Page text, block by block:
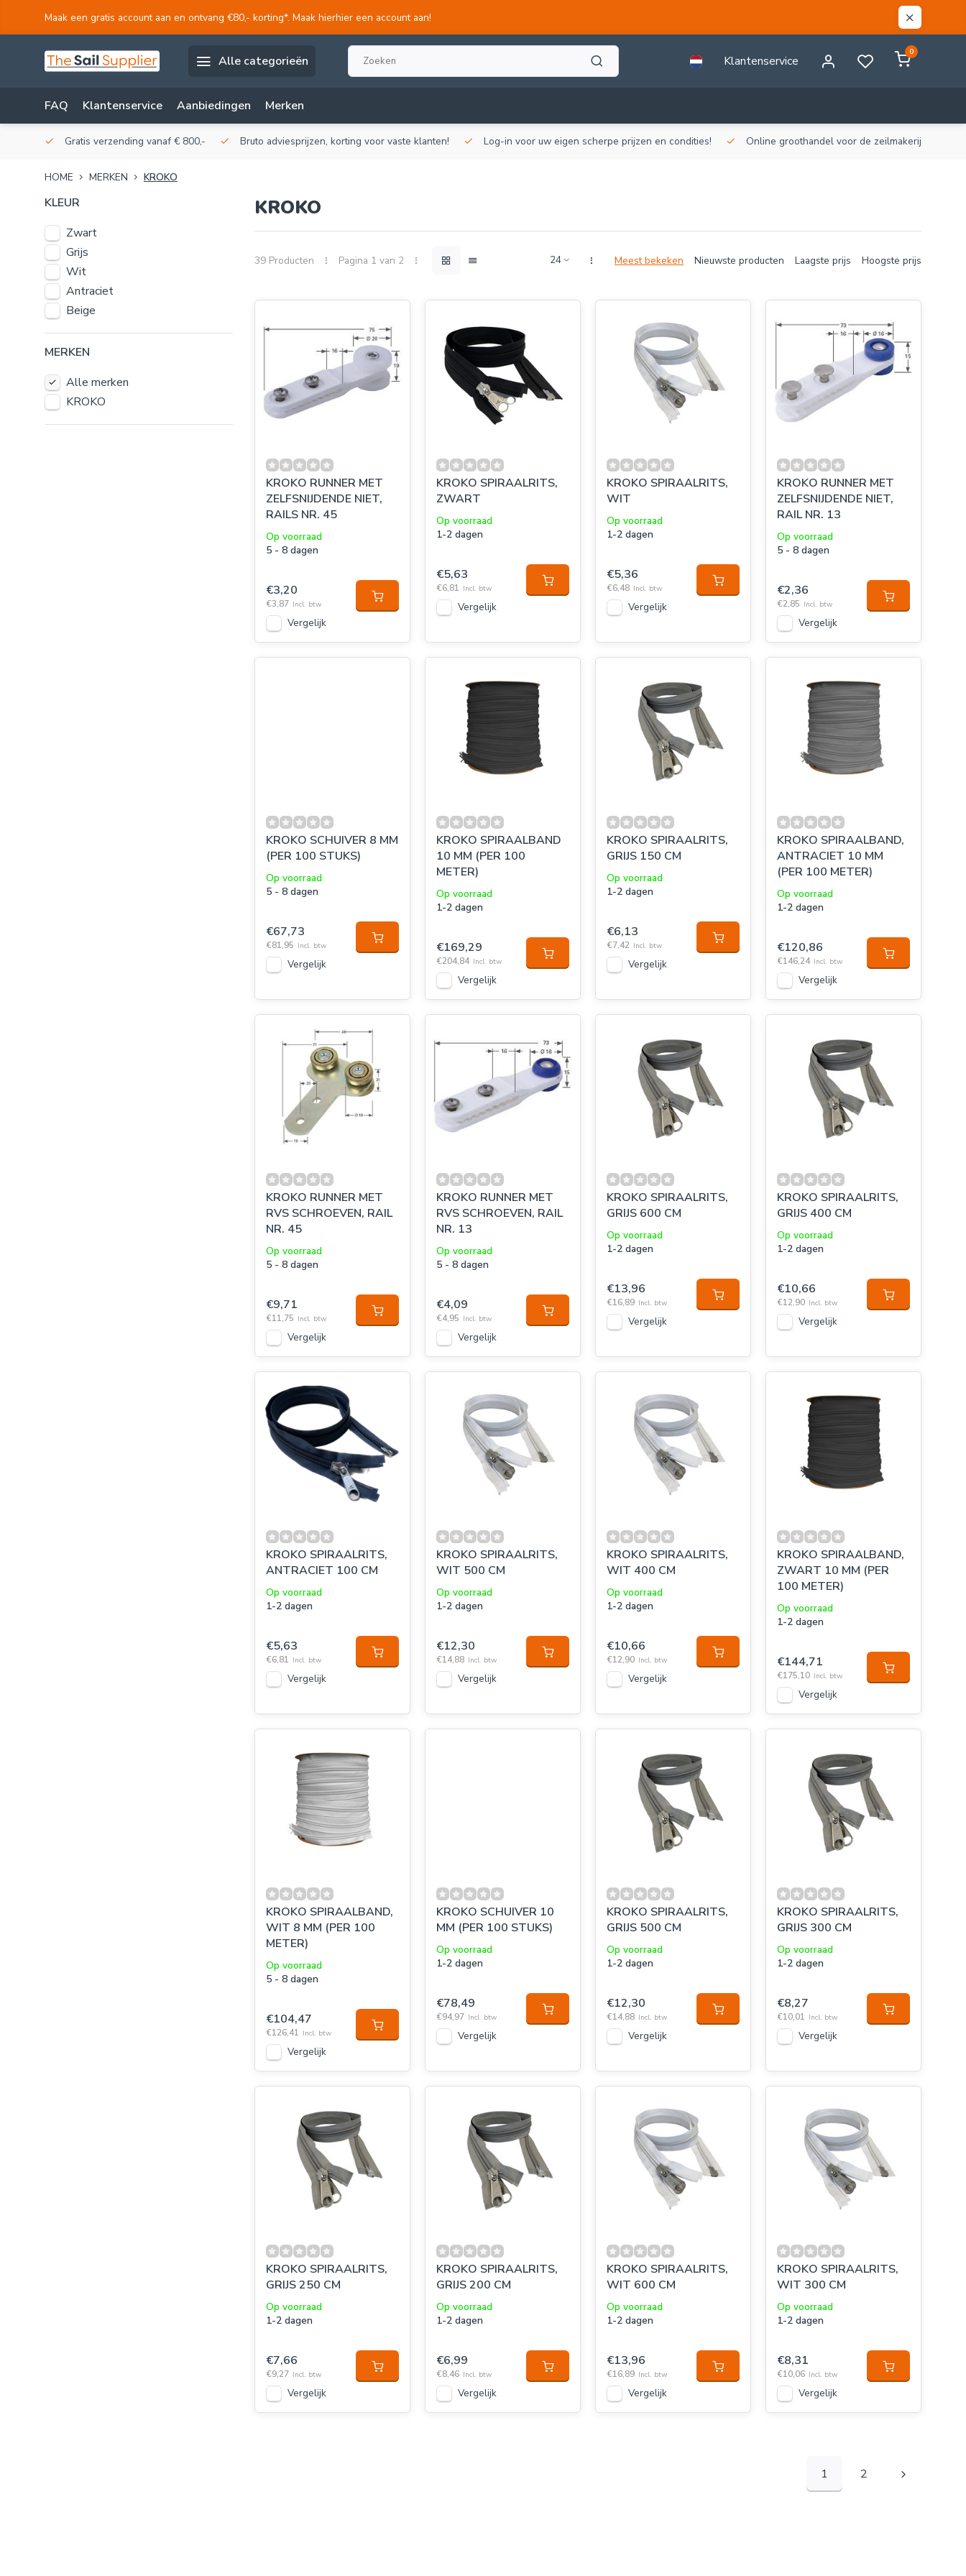
Maak een gratis account aan en ontvang €80,- korting*. Maak hierhier een account aan!
Alle categorieën Klantenservice
0
FAQ Klantenservice Aanbiedingen Merken
Gratis verzending vanaf € 800,- Bruto adviesprijzen, korting voor vaste klanten! Log-in voor uw eigen scherpe prijzen en condities! Online groothandel voor de zeilmakerij!
HOME MERKEN KROKO
KLEUR
Zwart
Grijs
Wit
Antraciet
Beige
MERKEN
Alle merken
KROKO
KROKO
39 Producten Pagina 1 van 2 Meest bekeken Nieuwste producten Laagste prijs Hoogste prijs
KROKO RUNNER MET
ZELFSNIJDENDE NIET,
RAILS NR. 45
Op voorraad
5 - 8 dagen
€3,20
€3,87 Incl. btw
Vergelijk
KROKO SPIRAALRITS,
ZWART
Op voorraad
1-2 dagen
€5,63
€6,81 Incl. btw
Vergelijk
KROKO SPIRAALRITS,
WIT
Op voorraad
1-2 dagen
€5,36
€6,48 Incl. btw
Vergelijk
KROKO RUNNER MET
ZELFSNIJDENDE NIET,
RAIL NR. 13
Op voorraad
5 - 8 dagen
€2,36
€2,85 Incl. btw
Vergelijk
KROKO SCHUIVER 8 MM
(PER 100 STUKS)
Op voorraad
5 - 8 dagen
€67,73
€81,95 Incl. btw
Vergelijk
KROKO SPIRAALBAND
10 MM (PER 100
METER)
Op voorraad
1-2 dagen
€169,29
€204,84 Incl. btw
Vergelijk
KROKO SPIRAALRITS,
GRIJS 150 CM
Op voorraad
1-2 dagen
€6,13
€7,42 Incl. btw
Vergelijk
KROKO SPIRAALBAND,
ANTRACIET 10 MM
(PER 100 METER)
Op voorraad
1-2 dagen
€120,86
€146,24 Incl. btw
Vergelijk
KROKO RUNNER MET
RVS SCHROEVEN, RAIL
NR. 45
Op voorraad
5 - 8 dagen
€9,71
€11,75 Incl. btw
Vergelijk
KROKO RUNNER MET
RVS SCHROEVEN, RAIL
NR. 13
Op voorraad
5 - 8 dagen
€4,09
€4,95 Incl. btw
Vergelijk
KROKO SPIRAALRITS,
GRIJS 600 CM
Op voorraad
1-2 dagen
€13,96
€16,89 Incl. btw
Vergelijk
KROKO SPIRAALRITS,
GRIJS 400 CM
Op voorraad
1-2 dagen
€10,66
€12,90 Incl. btw
Vergelijk
KROKO SPIRAALRITS,
ANTRACIET 100 CM
Op voorraad
1-2 dagen
€5,63
€6,81 Incl. btw
Vergelijk
KROKO SPIRAALRITS,
WIT 500 CM
Op voorraad
1-2 dagen
€12,30
€14,88 Incl. btw
Vergelijk
KROKO SPIRAALRITS,
WIT 400 CM
Op voorraad
1-2 dagen
€10,66
€12,90 Incl. btw
Vergelijk
KROKO SPIRAALBAND,
ZWART 10 MM (PER
100 METER)
Op voorraad
1-2 dagen
€144,71
€175,10 Incl. btw
Vergelijk
KROKO SPIRAALBAND,
WIT 8 MM (PER 100
METER)
Op voorraad
5 - 8 dagen
€104,47
€126,41 Incl. btw
Vergelijk
KROKO SCHUIVER 10
MM (PER 100 STUKS)
Op voorraad
1-2 dagen
€78,49
€94,97 Incl. btw
Vergelijk
KROKO SPIRAALRITS,
GRIJS 500 CM
Op voorraad
1-2 dagen
€12,30
€14,88 Incl. btw
Vergelijk
KROKO SPIRAALRITS,
GRIJS 300 CM
Op voorraad
1-2 dagen
€8,27
€10,01 Incl. btw
Vergelijk
KROKO SPIRAALRITS,
GRIJS 250 CM
Op voorraad
1-2 dagen
€7,66
€9,27 Incl. btw
Vergelijk
KROKO SPIRAALRITS,
GRIJS 200 CM
Op voorraad
1-2 dagen
€6,99
€8,46 Incl. btw
Vergelijk
KROKO SPIRAALRITS,
WIT 600 CM
Op voorraad
1-2 dagen
€13,96
€16,89 Incl. btw
Vergelijk
KROKO SPIRAALRITS,
WIT 300 CM
Op voorraad
1-2 dagen
€8,31
€10,06 Incl. btw
Vergelijk
1 2